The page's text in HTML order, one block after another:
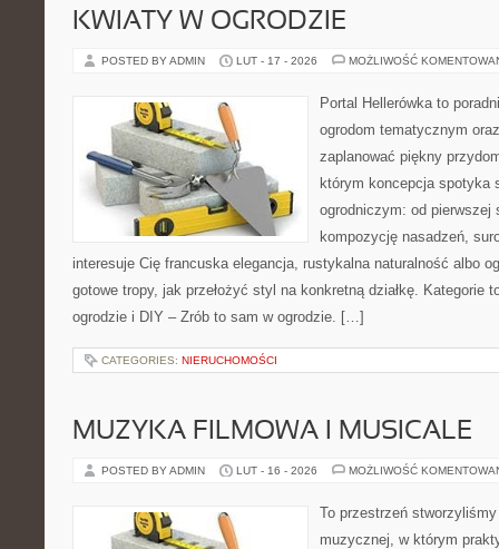
KWIATY W OGRODZIE
POSTED BY ADMIN LUT - 17 - 2026 MOŻLIWOŚĆ
Portal Hellerówka to
ogrodom tematycznym
zaplanować piękny
którym koncepcja spotyka
ogrodniczym: od pierwszej
kompozycję nasadzeń,
interesuje Cię francuska elegancja, rustykalna naturalność albo
gotowe tropy, jak przełożyć styl na konkretną działkę. Kategorie
ogrodzie i DIY – Zrób to sam w ogrodzie. […]
CATEGORIES: NIERUCHOMOŚCI
MUZYKA FILMOWA I MUSICALE
POSTED BY ADMIN LUT - 16 - 2026 MOŻLIWOŚĆ
To przestrzeń
muzycznej, w którym